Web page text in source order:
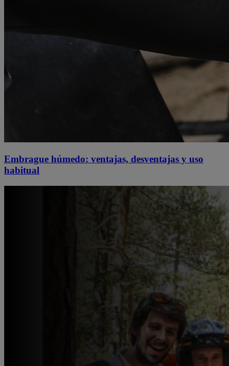
Embrague húmedo: ventajas, desventajas y uso
habitual